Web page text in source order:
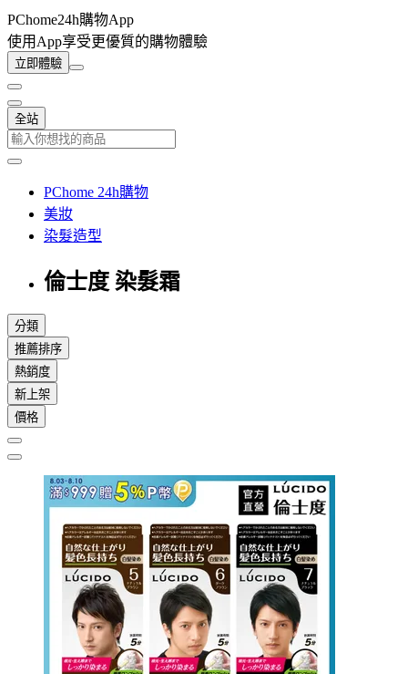
PChome24h購物App
使用App享受更優質的購物體驗
立即體驗
全站
PChome 24h購物
美妝
染髮造型
倫士度 染髮霜
分類
推薦排序
熱銷度
新上架
價格